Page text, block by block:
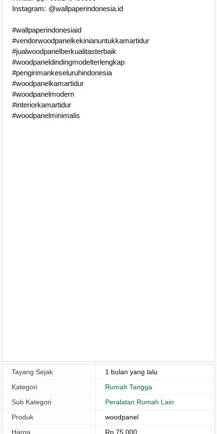
Instagram: @wallpaperindonesia.id
#wallpaperindonesiaid
#vendorwoodpanelkekinianuntukkamartidur
#jualwoodpanelberkualitasterbaik
#woodpaneldindingmodelterlengkap
#pengirimankeseluruhindonesia
#woodpanelkamartidur
#woodpanelmodern
#interiorkamartidur
#woodpanelminimalis
Tayang Sejak
1 bulan yang lalu
Kategori
Rumah Tangga
Sub Kategori
Peralatan Rumah Lain
Produk
woodpanel
Harga
Rp 75.000